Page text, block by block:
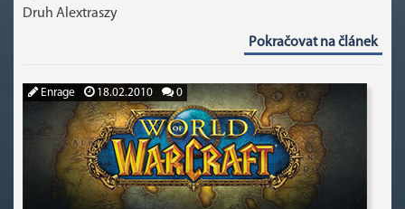
Druh Alextraszy
Pokračovat na článek
Enrage 18.02.2010 0